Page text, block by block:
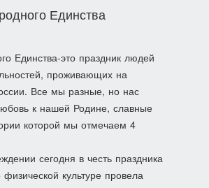
Единства
Единства-это праздник людей
проживающих на
Все мы разные, но нас
к нашей Родине, славные
которой мы отмечаем 4
сегодня в честь праздника
физической культуре провела